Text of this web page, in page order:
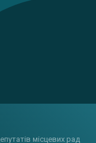
місцевих рад